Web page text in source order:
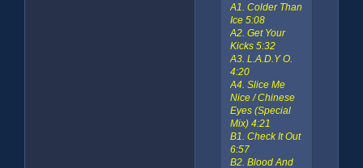
A1. Colder Than
Ice 5:08
A2. Get Your
Kicks 5:32
A3. L.A.D.Y O.
4:20
A4. Slice Me
Nice / Chinese
Eyes (Special
Mix) 4:21
B1. Check It Out
6:57
B2. Blood And